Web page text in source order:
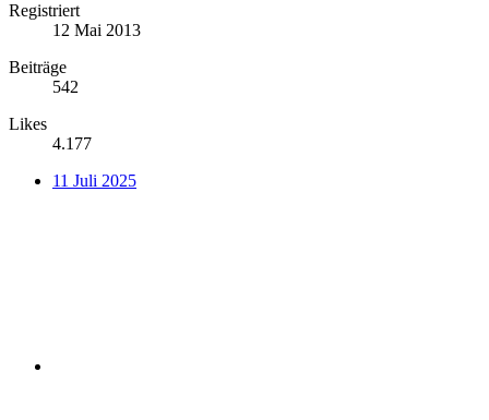
Registriert
12 Mai 2013
Beiträge
542
Likes
4.177
11 Juli 2025